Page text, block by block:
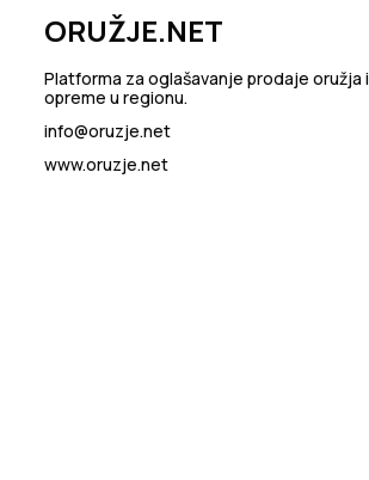
ORUŽJE.NET
Platforma za oglašavanje prodaje oružja i
opreme u regionu.
info@oruzje.net
www.oruzje.net